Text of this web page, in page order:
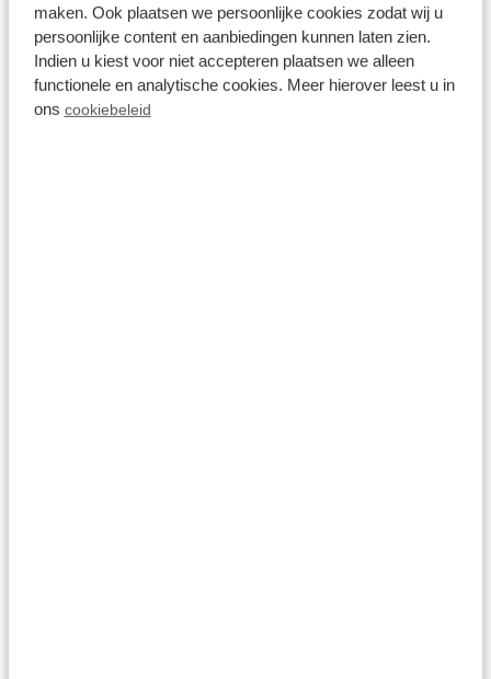
maken. Ook plaatsen we persoonlijke cookies zodat wij u
persoonlijke content en aanbiedingen kunnen laten zien.
Indien u kiest voor niet accepteren plaatsen we alleen
functionele en analytische cookies. Meer hierover leest u in
ons cookiebeleid
Bekijk vakantiepark